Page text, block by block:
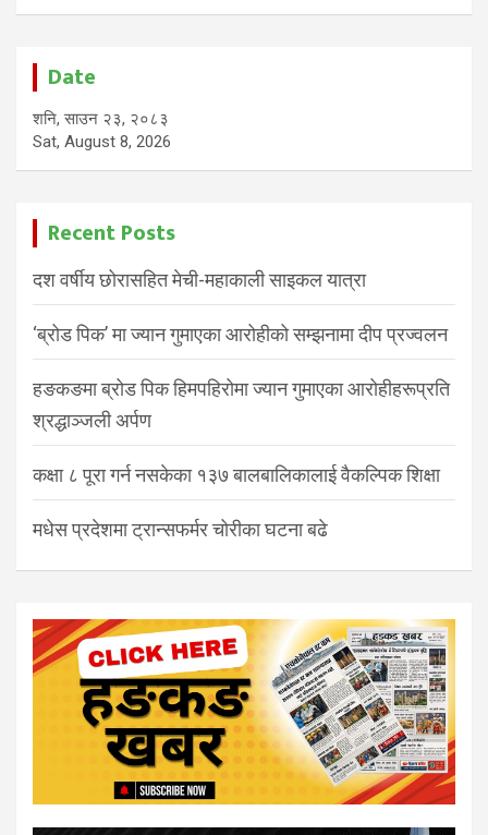
Date
शनि, साउन २३, २०८३
Sat, August 8, 2026
Recent Posts
दश वर्षीय छोरासहित मेची-महाकाली साइकल यात्रा
‘ब्रोड पिक’ मा ज्यान गुमाएका आरोहीको सम्झनामा दीप प्रज्वलन
हङकङमा ब्रोड पिक हिमपहिरोमा ज्यान गुमाएका आरोहीहरूप्रति
श्रद्धाञ्जली अर्पण
कक्षा ८ पूरा गर्न नसकेका १३७ बालबालिकालाई वैकल्पिक शिक्षा
मधेस प्रदेशमा ट्रान्सफर्मर चोरीका घटना बढे